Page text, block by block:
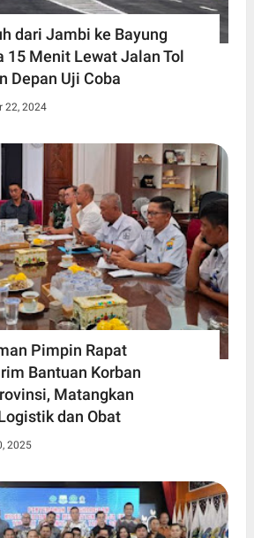
dari Jambi ke Bayung
15 Menit Lewat Jalan Tol
Depan Uji Coba
22, 2024
Pimpin Rapat
Bantuan Korban
Matangkan
dan Obat
2025